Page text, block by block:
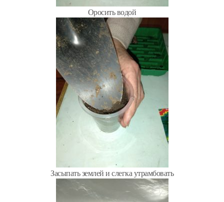
Оросить водой
Засыпать землей и слегка утрамбовать